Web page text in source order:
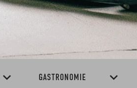
GASTRONOMIE